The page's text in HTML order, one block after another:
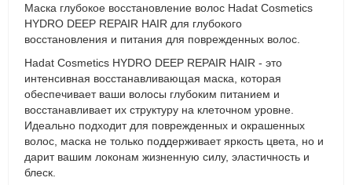
Маска глубокое восстановление волос Hadat Cosmetics
HYDRO DEEP REPAIR HAIR для глубокого
восстановления и питания для поврежденных волос.
Hadat Cosmetics HYDRO DEEP REPAIR HAIR - это
интенсивная восстанавливающая маска, которая
обеспечивает ваши волосы глубоким питанием и
восстанавливает их структуру на клеточном уровне.
Идеально подходит для поврежденных и окрашенных
волос, маска не только поддерживает яркость цвета, но и
дарит вашим локонам жизненную силу, эластичность и
блеск.